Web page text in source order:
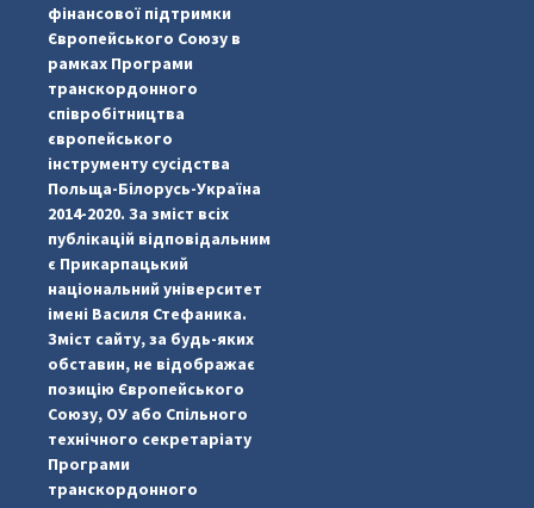
pimrec_project
#PipIvanToday
фінансової підтримки
Європейського Союзу в
рамках Програми
транскордонного
співробітництва
європейського
інструменту сусідства
Польща-Білорусь-Україна
2014-2020. За зміст всіх
публікацій відповідальним
є Прикарпацький
національний університет
імені Василя Стефаника.
Зміст сайту, за будь-яких
обставин, не відображає
позицію Європейського
Союзу, ОУ або Спільного
технічного секретаріату
Програми
транскордонного